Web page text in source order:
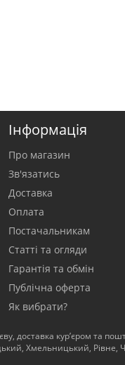
Інформація
Про магазин
Зв'язатись
Доставка
Оплата
Постачальникам
Статті та огляди
Гарантія та обмін
Публічна оферта
Як вибрати?
доставка кур’єром та
Хмельницький, Рівне,